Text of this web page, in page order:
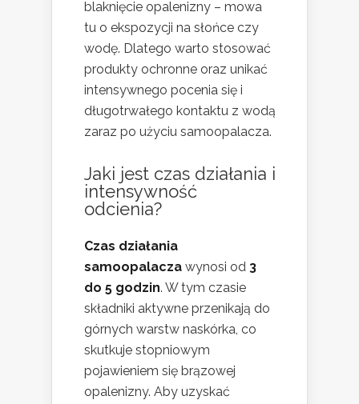
blaknięcie opalenizny – mowa
tu o ekspozycji na słońce czy
wodę. Dlatego warto stosować
produkty ochronne oraz unikać
intensywnego pocenia się i
długotrwałego kontaktu z wodą
zaraz po użyciu samoopalacza.
Jaki jest czas działania i
intensywność
odcienia?
Czas działania
samoopalacza wynosi od 3
do 5 godzin. W tym czasie
składniki aktywne przenikają do
górnych warstw naskórka, co
skutkuje stopniowym
pojawieniem się brązowej
opalenizny. Aby uzyskać